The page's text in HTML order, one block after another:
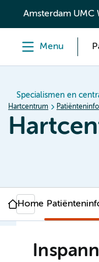
content
Amsterdam UMC
Menu
Specialismen en
Hartcentrum
Home